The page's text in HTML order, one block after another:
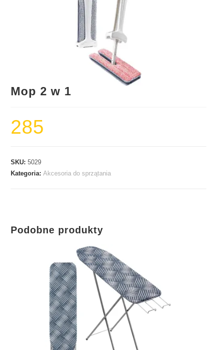
Mop 2 w 1
285
SKU:5029
Kategoria:Akcesoria do sprzątania
Podobne produkty